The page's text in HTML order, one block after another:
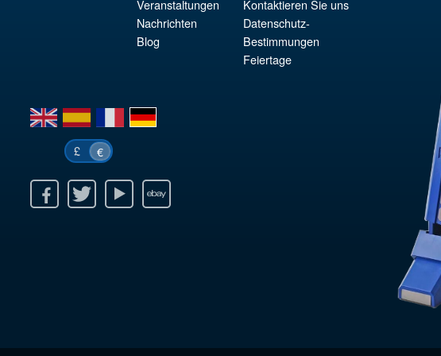
Veranstaltungen
Nachrichten
Blog
Kontaktieren Sie uns
Datenschutz-
Bestimmungen
Feiertage
en es fr de
£ €
Youtube Ebay